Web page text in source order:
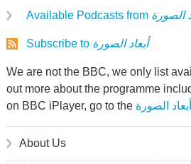
Available Podcasts from الصورة
Subscribe to أبعاد الصورة
We are not the BBC, we only list
out more about the programme
on BBC iPlayer, go to the
About Us